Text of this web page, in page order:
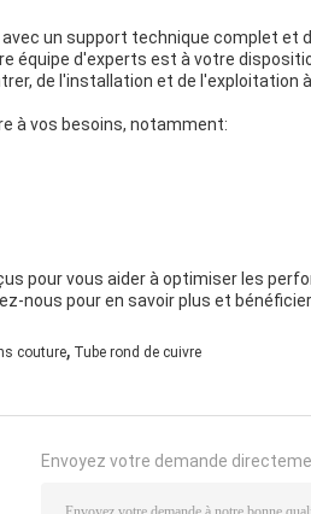
un support technique complet et
équipe d'experts est à votre
de l'installation et de l'exploitation
à vos besoins, notamment:
pour vous aider à optimiser les
nous pour en savoir plus et
couture, Tube rond de cuivre
Envoyez votre demande